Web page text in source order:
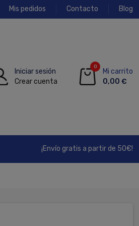
Mis pedidos Contacto Blog
Iniciar sesión
Crear cuenta
0
Mi carrito
0,00 €
¡Envío gratis a partir de 50€!